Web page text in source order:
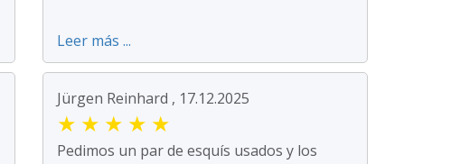
Leer más ...
Jürgen Reinhard , 17.12.2025
★ ★ ★ ★ ★
Pedimos un par de esquís usados y los